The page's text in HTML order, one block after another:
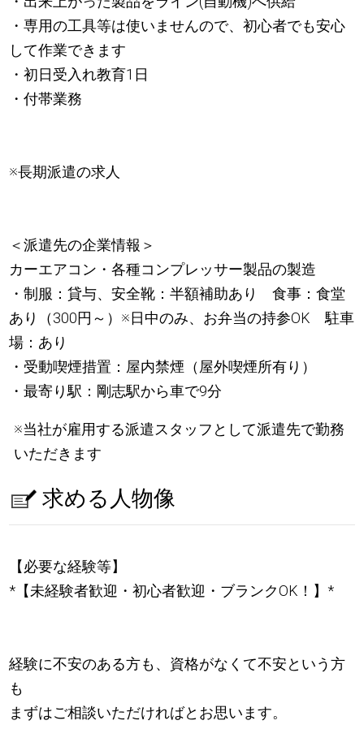
・専用の工具等は使いませんので、初心者でも安心
して作業できます
・初日受入れ教育1日
・付帯業務
※長期派遣の求人
＜派遣先の企業情報＞
カーエアコン・各種コンプレッサー製品の製造
・制服：貸与、安全靴：半額補助あり 食事：食堂
あり（300円～）※日中のみ、お弁当の持参OK 駐車
場：あり
・受動喫煙措置：屋内禁煙（屋外喫煙所有り）
・最寄り駅：剛志駅から車で9分
※当社が雇用する派遣スタッフとして派遣先で勤務
いただきます
求める人物像
【必要な経験等】
*【未経験者歓迎・初心者歓迎・ブランクOK！】*
経験に不安のある方も、資格がなくて不安という方
も
まずはご相談いただければとお思います。